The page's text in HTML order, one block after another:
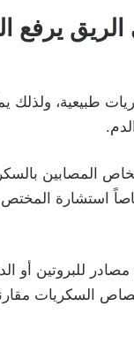
الريق يرفع
طبيعية، ولذلك
المصابين
خاصاً استشارة
مصادر للبروتين أو
السكريات مقارنة